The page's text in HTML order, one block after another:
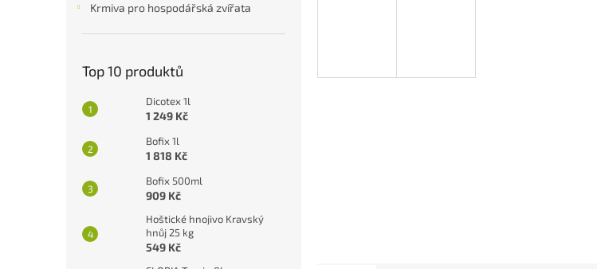
Krmiva pro hospodářská zvířata
Top 10 produktů
Dicotex 1l
1 249 Kč
Bofix 1l
1 818 Kč
Bofix 500ml
909 Kč
Hoštické hnojivo Kravský
hnůj 25 kg
549 Kč